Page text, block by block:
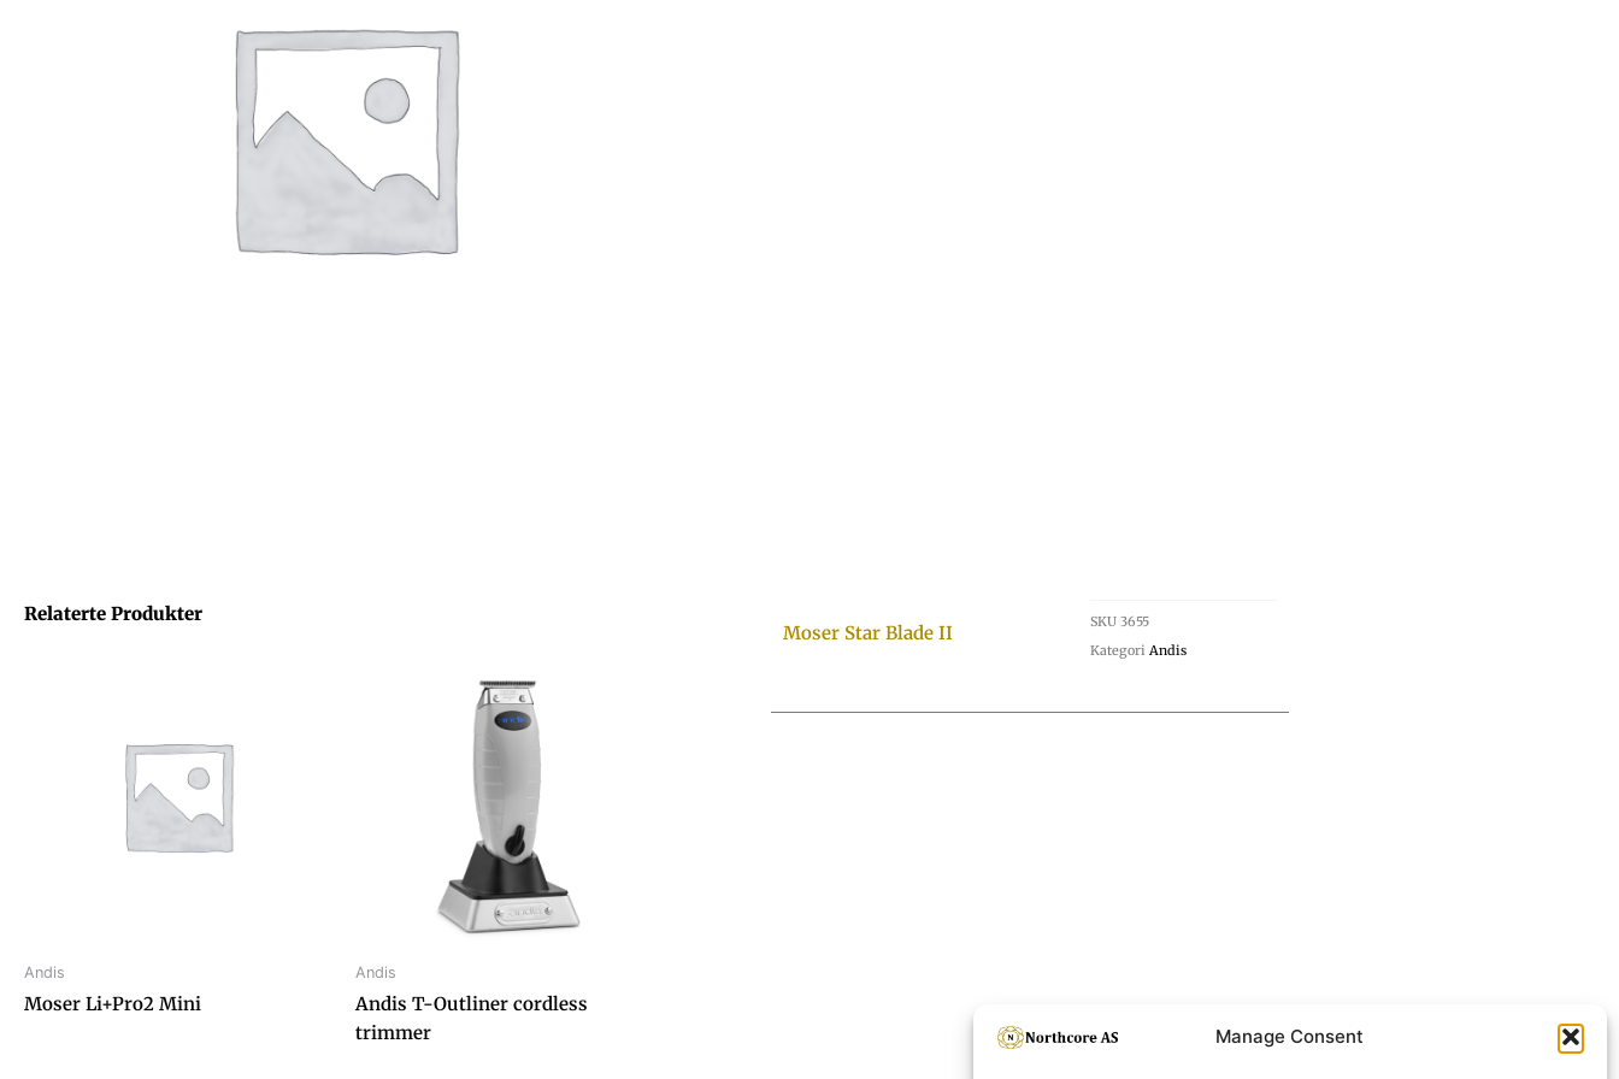
Manage Consent
Relaterte Produkter
Andis
Moser Li+Pro2 Mini
Andis
Andis T-Outliner cordless
trimmer
Moser Star Blade II SKU 3655
Kategori Andis